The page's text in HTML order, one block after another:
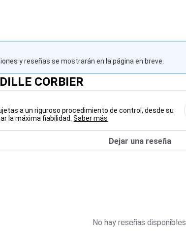
y reseñas se mostrarán en la página en breve.
CORBIER
a un riguroso procedimiento de control, desde su
la máxima fiabilidad.Saber más
Dejar una reseña
No hay reseñas disponibles.